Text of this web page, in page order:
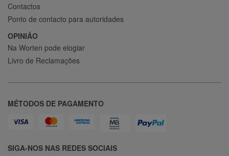
Contactos
Ponto de contacto para autoridades
OPINIÃO
Na Worten pode elogiar
Livro de Reclamações
MÉTODOS DE PAGAMENTO
SIGA-NOS NAS REDES SOCIAIS